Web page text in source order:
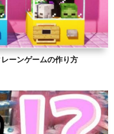
ーンゲームの作り方